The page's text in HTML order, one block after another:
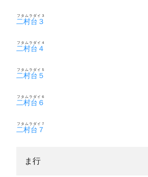
二村台３
フタムラダイ３
二村台４
フタムラダイ４
二村台５
フタムラダイ５
二村台６
フタムラダイ６
二村台７
フタムラダイ７
ま行